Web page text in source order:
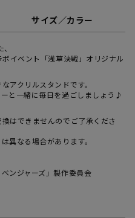
サイズ／カラー
イベント「浅草決戦」オリジナル
アクリルスタンドです。
と一緒に毎日を過ごしましょう♪
はできませんのでご了承くださ
異なる場合があります。
ンジャーズ」製作委員会